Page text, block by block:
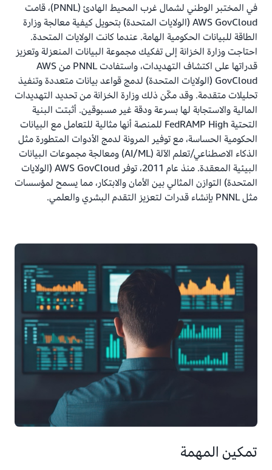
في المختبر الوطني لشمال غرب المحيط الهادئ (PNNL)، قامت
AWS GovCloud (الولايات المتحدة) بتحويل كيفية معالجة وزارة
الطاقة للبيانات الحكومية الهامة. عندما كانت الولايات المتحدة.
احتاجت وزارة الخزانة إلى تفكيك مجموعة البيانات المنعزلة وتعزيز
قدراتها على اكتشاف التهديدات، واستفادت PNNL من AWS
GovCloud (الولايات المتحدة) لدمج قواعد بيانات متعددة وتنفيذ
تحليلات متقدمة. وقد مكّن ذلك وزارة الخزانة من تحديد التهديدات
المالية والاستجابة لها بسرعة ودقة غير مسبوقين. أثبتت البنية
التحتية FedRAMP High للمنصة أنها مثالية للتعامل مع البيانات
الحكومية الحساسة، مع توفير المرونة لدمج الأدوات المتطورة مثل
الذكاء الاصطناعي/تعلم الآلة (AI/ML) ومعالجة مجموعات البيانات
البيئية المعقدة. منذ عام 2011، توفر AWS GovCloud (الولايات
المتحدة) التوازن المثالي بين الأمان والابتكار، مما يسمح لمؤسسات
مثل PNNL بإنشاء قدرات لتعزيز التقدم البشري والعلمي.
تمكين المهمة